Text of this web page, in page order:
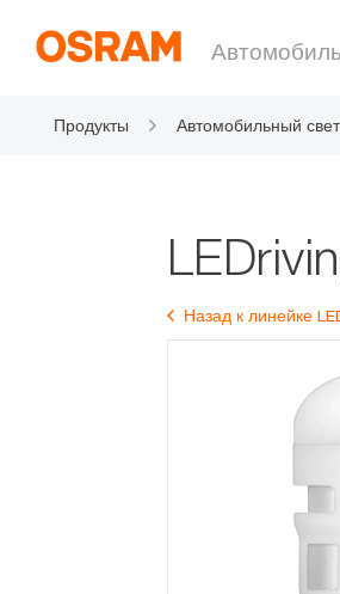
Продукты Автомобильный свет
Назад к линейке